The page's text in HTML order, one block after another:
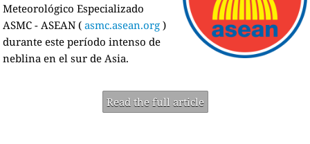
Meteorológico Especializado
ASMC - ASEAN (asmc.asean.org )
durante este período intenso de
neblina en el sur de Asia.
Read the full article